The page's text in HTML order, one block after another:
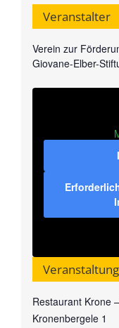
Veranstalter
Verein zur
Giovane-Elber-
Restaurant Krone
Kronenbergele 1